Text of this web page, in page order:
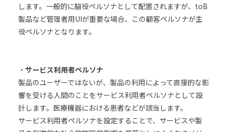
します。一般的に脇役ペルソナとして配置されますが、toB
製品など管理者用UIが重要な場合、この顧客ペルソナが主
役ペルソナとなります。
・ サービス利用者ペルソナ
製品のユーザーではないが、製品の利用によって直接的な影
響を受ける人間のことをサービス利用者ペルソナとして設
計します。医療機器における患者などが該当します。
サービス利用者ペルソナを設定することで、サービスや製